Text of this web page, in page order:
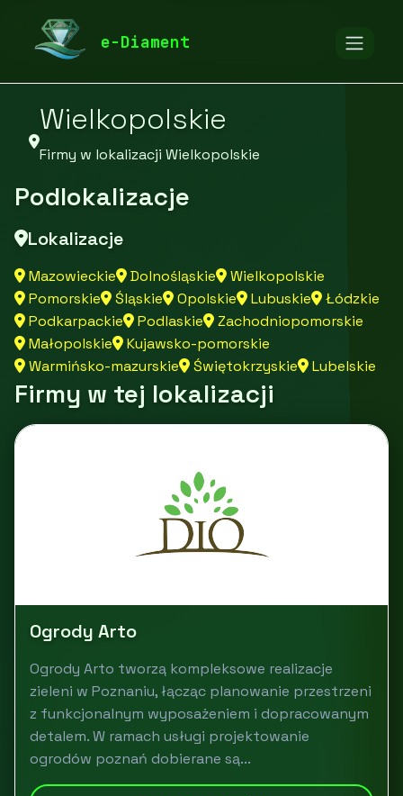
e-Diament
diamentspa.pl
Wielkopolskie
Firmy w lokalizacji Wielkopolskie
Podlokalizacje
Lokalizacje
Mazowieckie Dolnośląskie
Wielkopolskie
Pomorskie
Śląskie Opolskie Lubuskie
Łódzkie
Podkarpackie
Podlaskie
Zachodniopomorskie
Małopolskie
Kujawsko-pomorskie
Warmińsko-mazurskie
Świętokrzyskie Lubelskie
Firmy w tej lokalizacji
Ogrody Arto
Ogrody Arto tworzą kompleksowe realizacje
zieleni w Poznaniu, łącząc planowanie przestrzeni
z funkcjonalnym wyposażeniem i dopracowanym
detalem. W ramach usługi projektowanie
ogrodów poznań dobierane są...